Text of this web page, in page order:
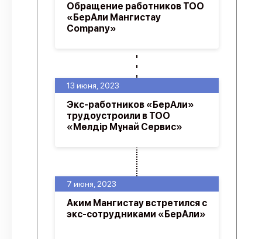
7 июня, 2023
Аким Мангистау встретился с
экс-сотрудниками «БерАли»
13 июня, 2023
Экс-работников «БерАли»
трудоустроили в ТОО
«Мөлдір Мұнай Сервис»
Обращение работников ТОО
«БерАли Мангистау
Company»